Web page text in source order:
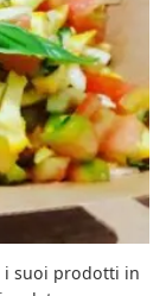
i suoi prodotti in